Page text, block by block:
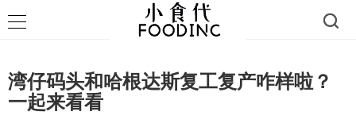
湾仔码头和哈根达斯复工复产咋样啦？
一起来看看